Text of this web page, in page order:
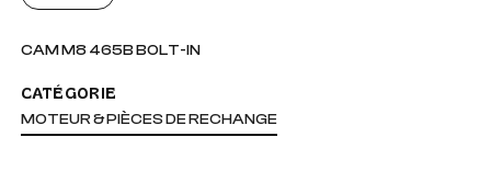
CAM M8 465B BOLT-IN
CATÉGORIE
MOTEUR & PIÈCES DE RECHANGE